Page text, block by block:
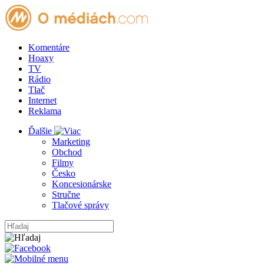
Komentáre
Hoaxy
TV
Rádio
Tlač
Internet
Reklama
Ďalšie
Marketing
Obchod
Filmy
Česko
Koncesionárske
Stručne
Tlačové správy